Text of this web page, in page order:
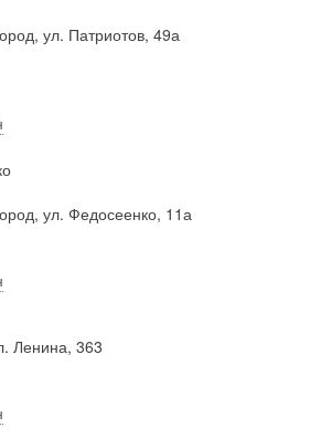
ул. Патриотов, 49а
ул. Федосеенко, 11а
Ленина, 363